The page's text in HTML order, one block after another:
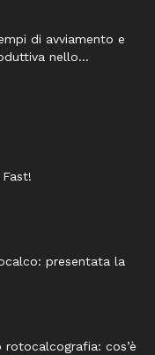
di avviamento e
nello...
presentata la
cos’è